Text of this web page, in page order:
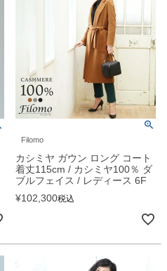
Filomo
カシミヤ ガウン ロング コート
着丈115cm / カシミヤ100％ ダ
ブルフェイス / レディース 6F
¥102,300税込